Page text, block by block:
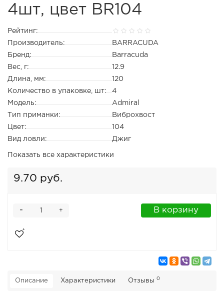
4шт, цвет BR104
Рейтинг:
Производитель:
BARRACUDA
Бренд:
Barracuda
Вес, г:
12.9
Длина, мм:
120
Количество в упаковке, шт:
4
Модель:
Admiral
Тип приманки:
Виброхвост
Цвет:
104
Вид ловли:
Джиг
Показать все характеристики
9.70 руб.
+
- В корзину
Описание Характеристики Отзывы 0